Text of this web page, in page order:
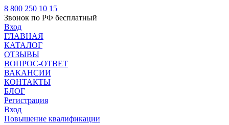
8 800 250 10 15
Звонок по РФ бесплатный
Вход
ГЛАВНАЯ
КАТАЛОГ
ОТЗЫВЫ
ВОПРОС-ОТВЕТ
ВАКАНСИИ
КОНТАКТЫ
БЛОГ
Регистрация
Вход
Повышение квалификации